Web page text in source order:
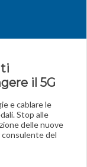
il 5G
e cablare le
Stop alle
delle nuove
del